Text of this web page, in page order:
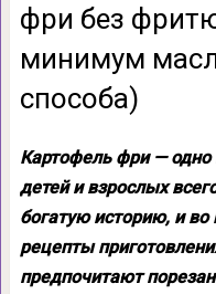
фри без
минимум
способа)
Картофель фри —
детей и взрослых
богатую историю, и во
рецепты
предпочитают